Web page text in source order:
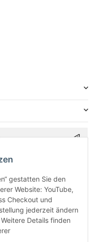
gestatten Sie den
Website: YouTube,
Checkout und
jederzeit ändern
Details finden